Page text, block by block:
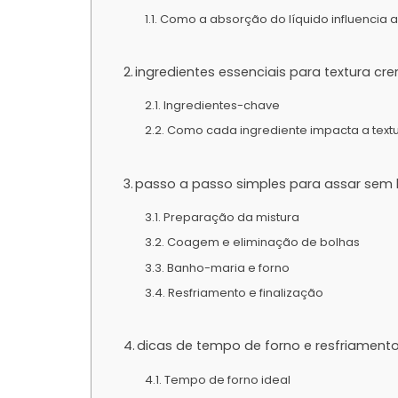
Como a absorção do líquido influencia
ingredientes essenciais para textura
Ingredientes-chave
Como cada ingrediente impacta a
passo a passo simples para assar sem
Preparação da mistura
Coagem e eliminação de bolhas
Banho-maria e forno
Resfriamento e finalização
dicas de tempo de forno e
Tempo de forno ideal